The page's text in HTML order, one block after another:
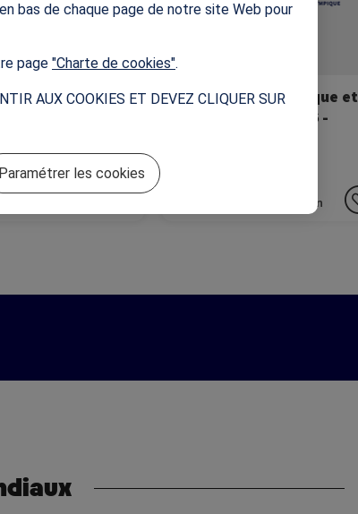
à
La gazette olympique et
paralympique 2026 -
Documents d'information
bas de chaque page de notre site Web pour
page "Charte de cookies".
AUX COOKIES ET DEVEZ CLIQUER SUR
Paramétrer les cookies